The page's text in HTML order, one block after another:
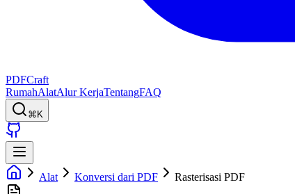
PDFCraft
RumahAlatAlur KerjaTentangFAQ
⌘K
Alat Konversi dari PDF Rasterisasi PDF